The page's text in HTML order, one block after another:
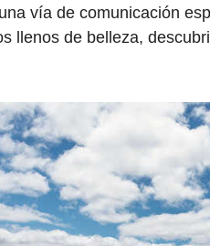
vía de comunicación
llenos de belleza,